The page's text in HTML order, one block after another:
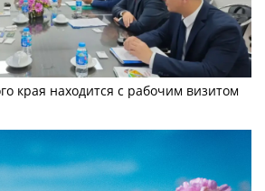
края находится с рабочим визитом